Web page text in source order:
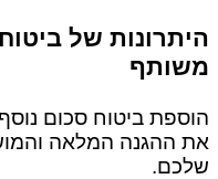
היתרונות של
משותף
הוספת ביטוח סכום
את ההגנה המלאה
שלכם.